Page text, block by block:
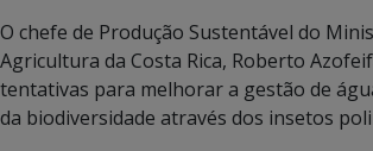
O chefe de Produção Sustentável do
Agricultura da Costa Rica, Roberto
tentativas para melhorar a gestão de
da biodiversidade através dos insetos